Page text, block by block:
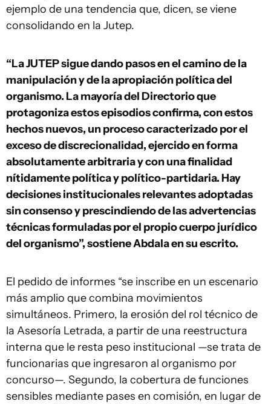
ejemplo de una tendencia que, dicen, se viene
consolidando en la Jutep.
“La JUTEP sigue dando pasos en el camino de la
manipulación y de la apropiación política del
organismo. La mayoría del Directorio que
protagoniza estos episodios confirma, con estos
hechos nuevos, un proceso caracterizado por el
exceso de discrecionalidad, ejercido en forma
absolutamente arbitraria y con una finalidad
nítidamente política y político-partidaria. Hay
decisiones institucionales relevantes adoptadas
sin consenso y prescindiendo de las advertencias
técnicas formuladas por el propio cuerpo jurídico
del organismo”, sostiene Abdala en su escrito.
El pedido de informes “se inscribe en un escenario
más amplio que combina movimientos
simultáneos. Primero, la erosión del rol técnico de
la Asesoría Letrada, a partir de una reestructura
interna que le resta peso institucional —se trata de
funcionarias que ingresaron al organismo por
concurso—. Segundo, la cobertura de funciones
sensibles mediante pases en comisión, en lugar de